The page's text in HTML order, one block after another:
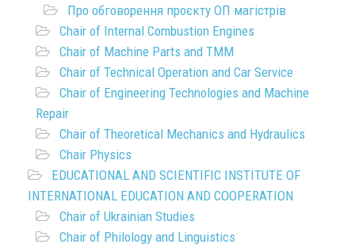
Про обговорення проєкту ОП магістрів
Chair of Internal Combustion Engines
Chair of Machine Parts and TMM
Chair of Technical Operation and Car Service
Chair of Engineering Technologies and Machine
Repair
Chair of Theoretical Mechanics and Hydraulics
Chair Physics
EDUCATIONAL AND SCIENTIFIC INSTITUTE OF
INTERNATIONAL EDUCATION AND COOPERATION
Chair of Ukrainian Studies
Chair of Philology and Linguistics